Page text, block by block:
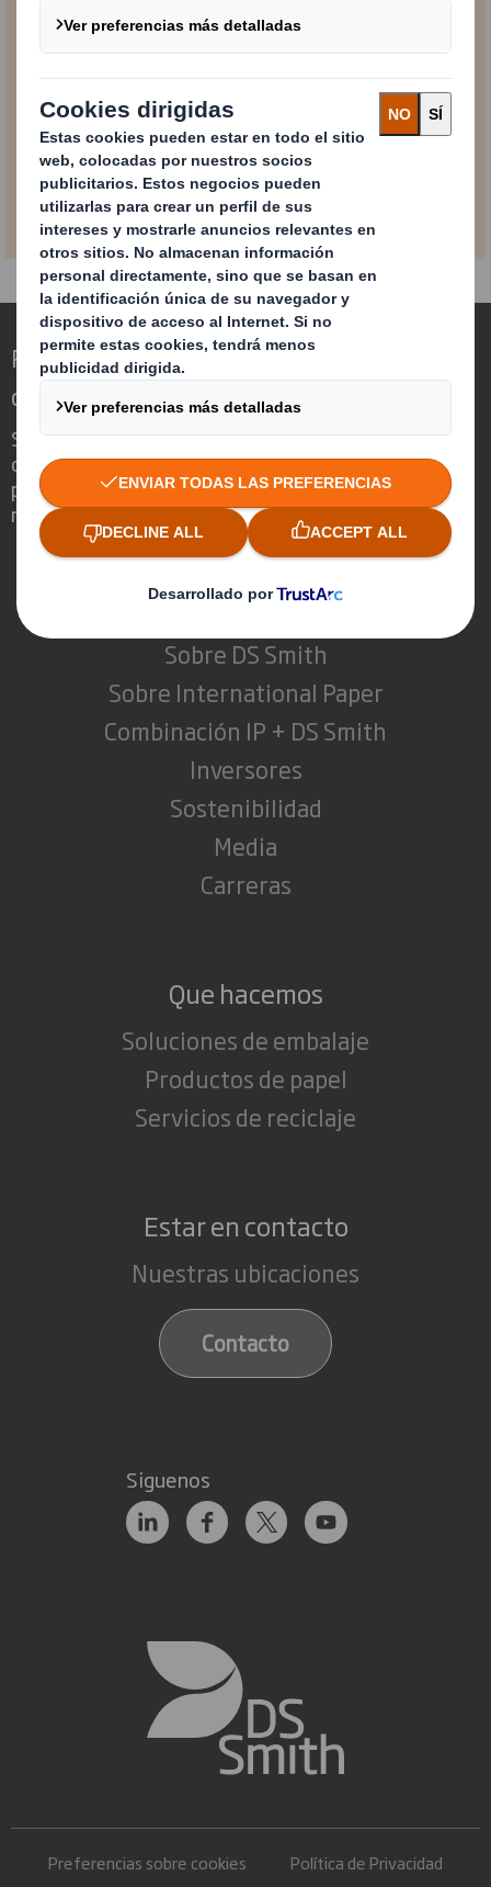
mensaje de marketing por correo electrónico.
ENVIAR
Redefinimos el packaging para un mundo
cambiante
Somos diferentes porque vemos la
oportunidad de que el embalaje juegue un
papel fundamental en el mundo que nos
rodea.
Quienes somos
Sobre DS Smith
Sobre International Paper
Combinación IP + DS Smith
Inversores
Sostenibilidad
Media
Carreras
Que hacemos
Soluciones de embalaje
Productos de papel
Servicios de reciclaje
Estar en contacto
Nuestras ubicaciones
Contacto
Siguenos
Preferencias sobre cookies
Política de Privacidad